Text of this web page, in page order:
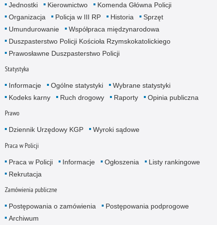
Jednostki Kierownictwo
Komenda Główna Policji
Organizacja
Policja w III RP Historia
Sprzęt
Umundurowanie
Współpraca międzynarodowa
Duszpasterstwo Policji Kościoła Rzymskokatolickiego
Prawosławne Duszpasterstwo Policji
Statystyka
Informacje Ogólne statystyki
Wybrane statystyki
Kodeks karny
Ruch drogowy Raporty Opinia publiczna
Prawo
Dziennik Urzędowy KGP Wyroki sądowe
Praca w Policji
Praca w Policji Informacje Ogłoszenia
Listy rankingowe
Rekrutacja
Zamówienia publiczne
Postępowania o zamówienia
Postępowania podprogowe
Archiwum